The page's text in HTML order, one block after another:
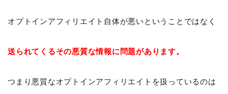
オプトインアフィリエイト自体が悪いということではなく
送られてくるその悪質な情報に問題があります。
つまり悪質なオプトインアフィリエイトを扱っているのは